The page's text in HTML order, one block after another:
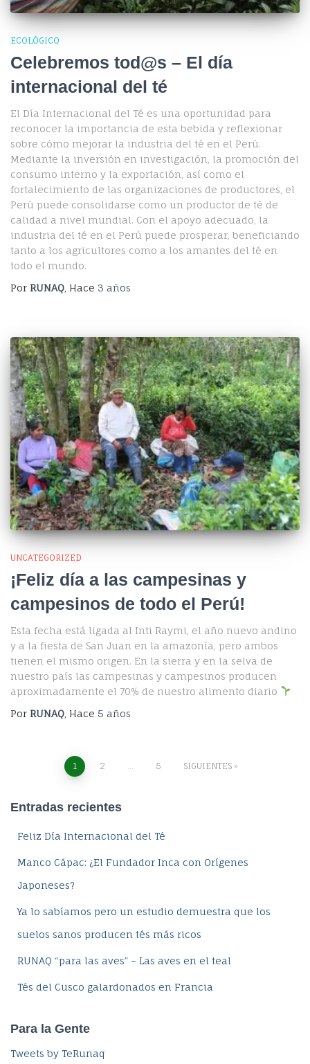
ECOLÓGICO
Celebremos tod@s – El día
internacional del té
El Día Internacional del Té es una oportunidad para
reconocer la importancia de esta bebida y reflexionar
sobre cómo mejorar la industria del té en el Perú.
Mediante la inversión en investigación, la promoción del
consumo interno y la exportación, así como el
fortalecimiento de las organizaciones de productores, el
Perú puede consolidarse como un productor de té de
calidad a nivel mundial. Con el apoyo adecuado, la
industria del té en el Perú puede prosperar, beneficiando
tanto a los agricultores como a los amantes del té en
todo el mundo.
Por RUNAQ , Hace 3 años
UNCATEGORIZED
¡Feliz día a las campesinas y
campesinos de todo el Perú!
Esta fecha está ligada al Inti Raymi, el año nuevo andino
y a la fiesta de San Juan en la amazonía, pero ambos
tienen el mismo origen. En la sierra y en la selva de
nuestro país las campesinas y campesinos producen
aproximadamente el 70% de nuestro alimento diario
Por RUNAQ , Hace 5 años
Navegación
de
entradas
1 2 5 SIGUIENTES
Entradas recientes
Feliz Día Internacional del Té
Manco Cápac: ¿El Fundador Inca con Orígenes
Japoneses?
Ya lo sabíamos pero un estudio demuestra que los
suelos sanos producen tés más ricos
RUNAQ “para las aves” – Las aves en el teal
Tés del Cusco galardonados en Francia
Para la Gente
Tweets by TeRunaq